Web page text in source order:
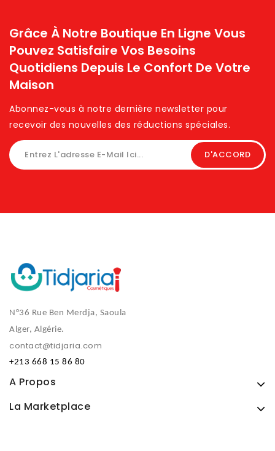
Grâce À Notre Boutique En Ligne Vous
Pouvez Satisfaire Vos Besoins
Quotidiens Depuis Le Confort De Votre
Maison
Abonnez-vous à notre dernière newsletter pour
recevoir des nouvelles des réductions spéciales. ​
N°36 Rue Ben Merdja, Saoula
Alger, Algérie.
contact@tidjaria.com
+213 668 15 86 80
A Propos
La Marketplace